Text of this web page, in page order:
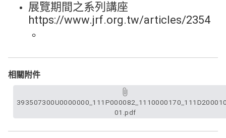
展覽期間之系列講座
https://www.jrf.org.tw/articles/2354
。
相關附件
01.pdf